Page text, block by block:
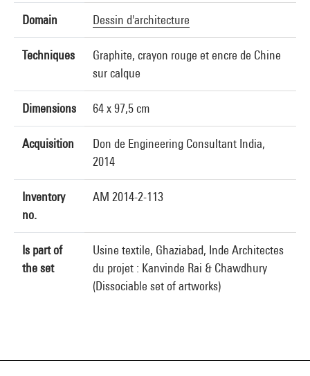
Domain Dessin d'architecture
Techniques
Graphite, crayon rouge et encre de Chine
sur calque
Dimensions 64 x 97,5 cm
Acquisition
Don de Engineering Consultant India,
2014
Inventory
no.
AM 2014-2-113
Is part of
the set
Usine textile, Ghaziabad, Inde Architectes
du projet : Kanvinde Rai & Chawdhury
(Dissociable set of artworks)